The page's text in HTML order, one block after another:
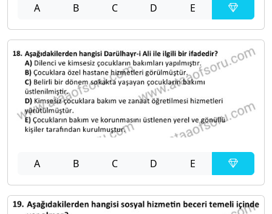
A B C D E
A B C D E